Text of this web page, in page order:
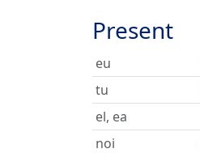
Present
eu
tu
el, ea
noi